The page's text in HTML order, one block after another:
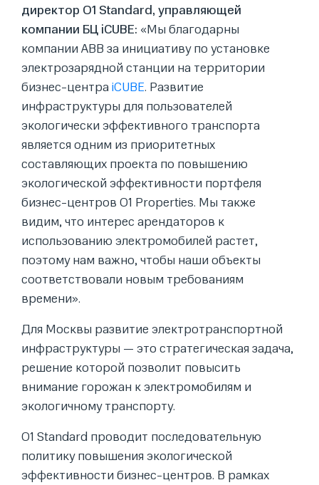
директор O1 Standard, управляющей
компании БЦ iCUBE: «Мы благодарны
компании ABB за инициативу по установке
электрозарядной станции на территории
бизнес-центра iCUBE. Развитие
инфраструктуры для пользователей
экологически эффективного транспорта
является одним из приоритетных
составляющих проекта по повышению
экологической эффективности портфеля
бизнес-центров O1 Properties. Мы также
видим, что интерес арендаторов к
использованию электромобилей растет,
поэтому нам важно, чтобы наши объекты
соответствовали новым требованиям
времени».
Для Москвы развитие электротранспортной
инфраструктуры — это стратегическая задача,
решение которой позволит повысить
внимание горожан к электромобилям и
экологичному транспорту.
O1 Standard проводит последовательную
политику повышения экологической
эффективности бизнес-центров. В рамках